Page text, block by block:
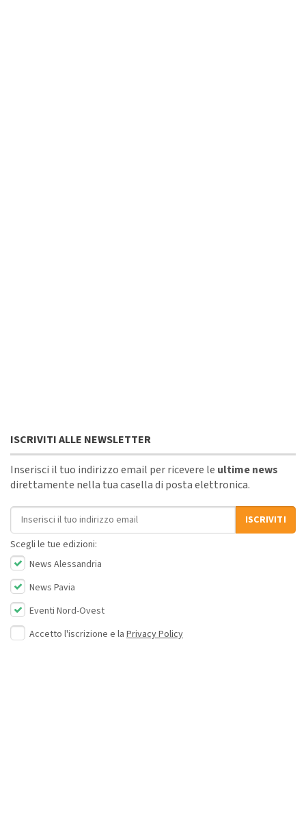
ISCRIVITI ALLE NEWSLETTER
Inserisci il tuo indirizzo email per ricevere le ultime news
direttamente nella tua casella di posta elettronica.
Indirizzo email
ISCRIVITI
Scegli le tue edizioni:
News Alessandria
News Pavia
Eventi Nord-Ovest
Accetto l'iscrizione e la Privacy Policy